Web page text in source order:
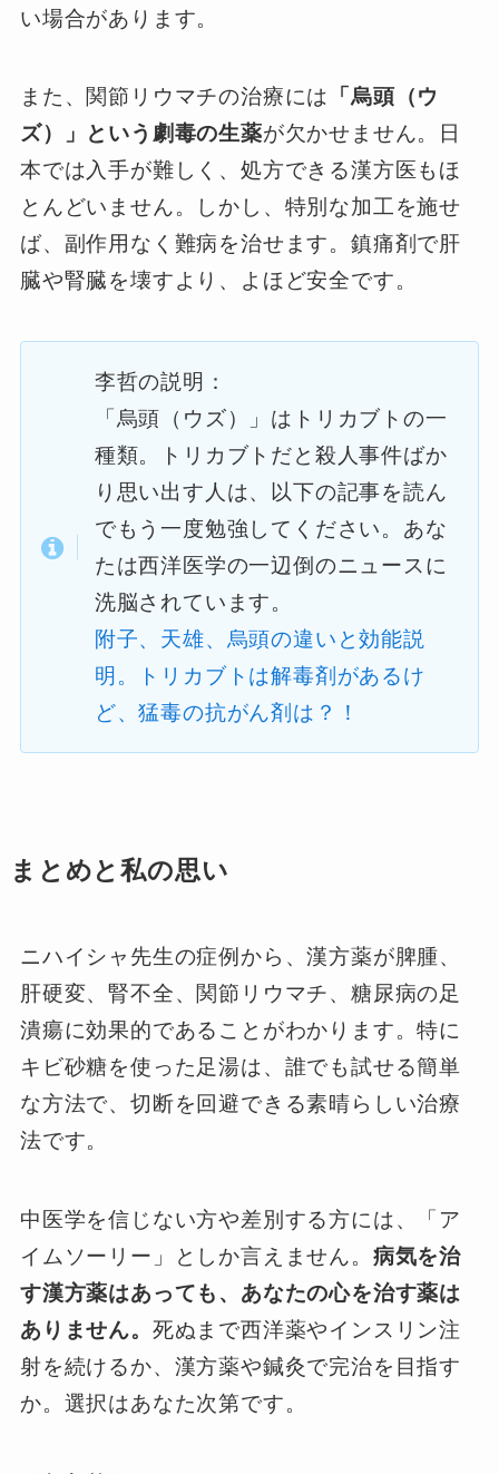
い場合があります。
また、関節リウマチの治療には
「烏頭（ウ
ズ）」という劇毒の生薬が欠かせません。日
本では入手が難しく、処方できる漢方医もほ
とんどいません。しかし、特別な加工を施せ
ば、副作用なく難病を治せます。鎮痛剤で肝
臓や腎臓を壊すより、よほど安全です。
李哲の説明：
「烏頭（ウズ）」はトリカブトの一
種類。トリカブトだと殺人事件ばか
り思い出す人は、以下の記事を読ん
でもう一度勉強してください。あな
たは西洋医学の一辺倒のニュースに
洗脳されています。
附子、天雄、烏頭の違いと効能説
明。トリカブトは解毒剤があるけ
ど、猛毒の抗がん剤は？！
まとめと私の思い
ニハイシャ先生の症例から、漢方薬が脾腫、
肝硬変、腎不全、関節リウマチ、糖尿病の足
潰瘍に効果的であることがわかります。特に
キビ砂糖を使った足湯は、誰でも試せる簡単
な方法で、切断を回避できる素晴らしい治療
法です。
中医学を信じない方や差別する方には、「ア
イムソーリー」としか言えません。 病気を治
す漢方薬はあっても、あなたの心を治す薬は
ありません。 死ぬまで西洋薬やインスリン注
射を続けるか、漢方薬や鍼灸で完治を目指す
か。選択はあなた次第です。